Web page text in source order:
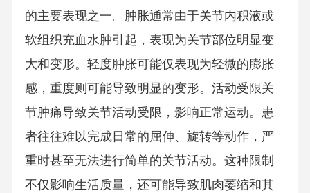
的主要表现之一。肿胀通常由于关节内积液或
软组织充血水肿引起，表现为关节部位明显变
大和变形。轻度肿胀可能仅表现为轻微的膨胀
感，重度则可能导致明显的变形。活动受限关
节肿痛导致关节活动受限，影响正常运动。患
者往往难以完成日常的屈伸、旋转等动作，严
重时甚至无法进行简单的关节活动。这种限制
不仅影响生活质量，还可能导致肌肉萎缩和其